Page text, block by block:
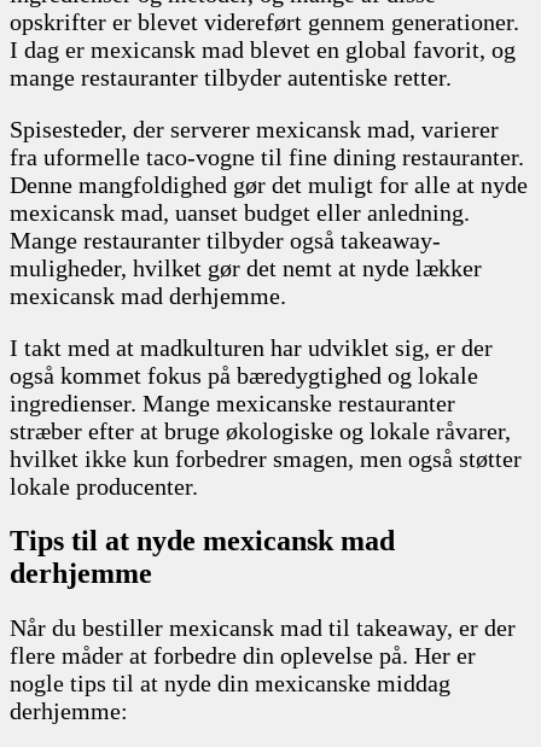
opskrifter er blevet videreført gennem generationer.
I dag er mexicansk mad blevet en global favorit, og
mange restauranter tilbyder autentiske retter.
Spisesteder, der serverer mexicansk mad, varierer
fra uformelle taco-vogne til fine dining restauranter.
Denne mangfoldighed gør det muligt for alle at nyde
mexicansk mad, uanset budget eller anledning.
Mange restauranter tilbyder også takeaway-
muligheder, hvilket gør det nemt at nyde lækker
mexicansk mad derhjemme.
I takt med at madkulturen har udviklet sig, er der
også kommet fokus på bæredygtighed og lokale
ingredienser. Mange mexicanske restauranter
stræber efter at bruge økologiske og lokale råvarer,
hvilket ikke kun forbedrer smagen, men også støtter
lokale producenter.
Tips til at nyde mexicansk mad
derhjemme
Når du bestiller mexicansk mad til takeaway, er der
flere måder at forbedre din oplevelse på. Her er
nogle tips til at nyde din mexicanske middag
derhjemme: